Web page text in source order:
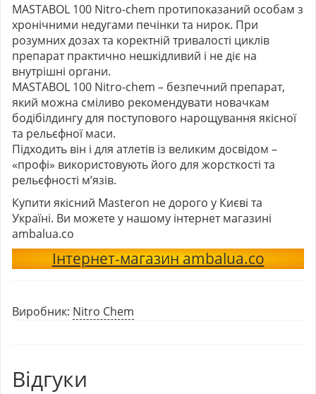
MASTABOL 100 Nitro-chem протипоказаний особам з
хронічними недугами печінки та нирок. При
розумних дозах та коректній тривалості циклів
препарат практично нешкідливий і не діє на
внутрішні органи.
MASTABOL 100 Nitro-chem – безпечний препарат,
який можна сміливо рекомендувати новачкам
бодібілдингу для поступового нарощування якісної
та рельєфної маси.
Підходить він і для атлетів із великим досвідом –
«профі» використовують його для жорсткості та
рельєфності м’язів.
Купити якісний Masteron не дорого у Києві та
Україні. Ви можете у нашому інтернет магазині
ambalua.co
Інтернет-магазин ambalua.co
Виробник: Nitro Chem
Відгуки